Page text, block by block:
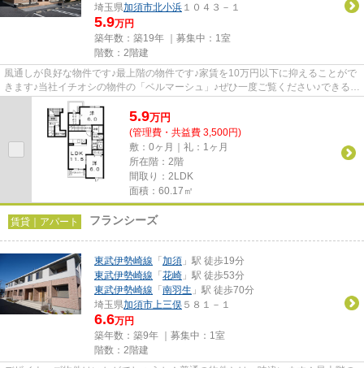
埼玉県加須市北小浜 １０４３－１
5.9万円
築年数：築19年 ｜募集中： 1室
階数：2階建
風通しが良好な物件です♪最上階の物件です♪家賃を10万円以下に抑えることがで
きます♪当社イチオシの物件の「ベルマーシュ」♪ぜひ一度ご覧ください♪できるだ
け早めに不動産情報を集めた...
5.9万円
(管理費・共益費 3,500円)
敷：0ヶ月｜礼：1ヶ月
所在階：2階
間取り：2LDK
面積：60.17㎡
賃貸｜アパート フランシーズ
東武伊勢崎線 「 加須 」駅 徒歩19分
東武伊勢崎線 「 花崎 」駅 徒歩53分
東武伊勢崎線 「 南羽生 」駅 徒歩70分
埼玉県加須市上三俣 ５８１－１
6.6万円
築年数：築9年 ｜募集中： 1室
階数：2階建